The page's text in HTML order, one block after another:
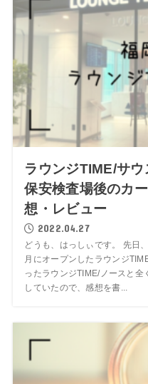
ラウンジTIME/サ
保安検査場後のカ
想・レビュー
2022.04.27
どうも、はっしぃです。 先日
月にオープンしたラウンジ
ったラウンジTIME/ノースと
していたので、感想を書...